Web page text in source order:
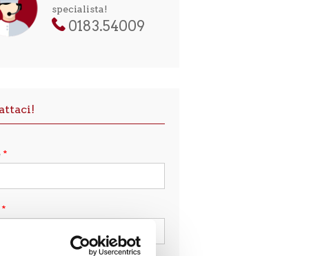
specialista!
0183.54009
*
*